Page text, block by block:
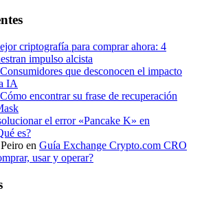
criptografía para comprar ahora: 4
impulso alcista
Consumidores que desconocen el impacto
IA
Cómo encontrar su frase de recuperación
el error «Pancake K» en
es?
en Guía Exchange Crypto.com CRO
usar y operar?